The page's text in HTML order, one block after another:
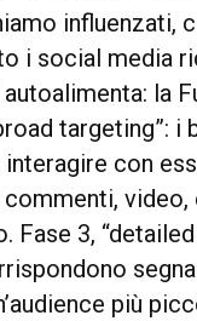
influenzati,
i social media
la
targeting”: i
con
video,
Fase 3,
più